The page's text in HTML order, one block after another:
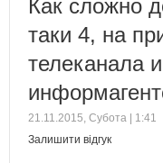
Как сложно
таки 4, на
телеканала
21.11.2015, Субота | 1:41
Залишити відгук